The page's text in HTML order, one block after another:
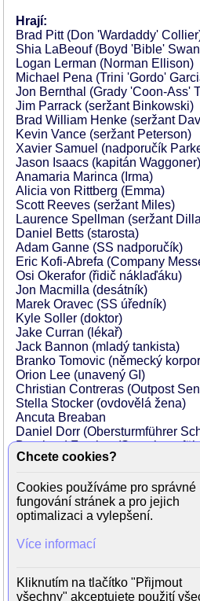
Hrají:
Brad Pitt (Don 'Wardaddy'
Shia LaBeouf (Boyd 'Bible'
Logan Lerman (Norman Ellison)
Michael Pena (Trini 'Gordo'
Jon Bernthal (Grady 'Coon-Ass'
Jim Parrack (seržant Binkowski)
Brad William Henke (seržant
Kevin Vance (seržant Peterson)
Xavier Samuel (nadporučík
Jason Isaacs (kapitán Waggoner)
Anamaria Marinca (Irma)
Alicia von Rittberg (Emma)
Scott Reeves (seržant Miles)
Laurence Spellman (seržant
Daniel Betts (starosta)
Adam Ganne (SS nadporučík)
Eric Kofi-Abrefa (Company
Osi Okerafor (řidič náklaďáku)
Jon Macmilla (desátník)
Marek Oravec (SS úředník)
Kyle Soller (doktor)
Jake Curran (lékař)
Jack Bannon (mladý tankista)
Branko Tomovic (německý
Orion Lee (unavený GI)
Christian Contreras (Outpost
Stella Stocker (ovdovělá žena)
Ancuta Breaban
Daniel Dorr (Obersturmführer
Bernhard Forcher
Edin Gali (Hauptscharfuhrer
Sam Allen (zdravotník)
Lee Asquith-Coe (SS Infantry)
Mark Badham (US voják)
Sal Bolton (německý uprchlík)
Alex Corbet Burcher (Tank Crew
Jamie Chambers (Pvt James
Chcete cookies?
Cookies používáme pro správné
fungování stránek a pro jejich
optimalizaci a vylepšení.
Více informací
Kliknutím na tlačítko "Přijmout
všechny" akceptujete použití